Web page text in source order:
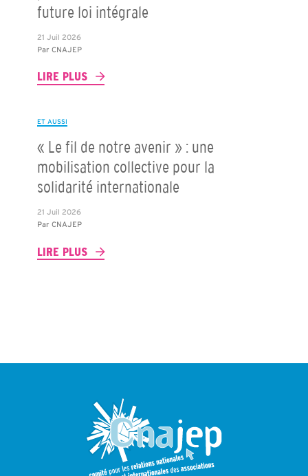
future loi intégrale
21 Juil 2026
Par CNAJEP
LIRE PLUS
ET AUSSI
« Le fil de notre avenir » : une
mobilisation collective pour la
solidarité internationale
21 Juil 2026
Par CNAJEP
LIRE PLUS